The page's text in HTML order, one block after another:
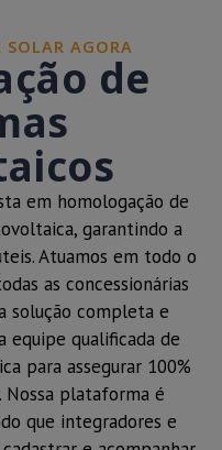
SOLAR AGORA
de
em homologação de
garantindo a
Atuamos em todo o
as concessionárias
solução completa e
equipe qualificada de
para assegurar 100%
Nossa plataforma é
que integradores e